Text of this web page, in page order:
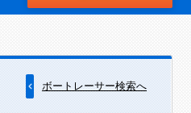
ボートレーサー検索へ